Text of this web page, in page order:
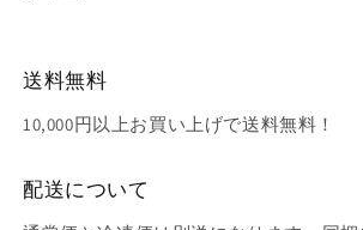
送料無料
10,000円以上お買い上げで送料無料！
配送について